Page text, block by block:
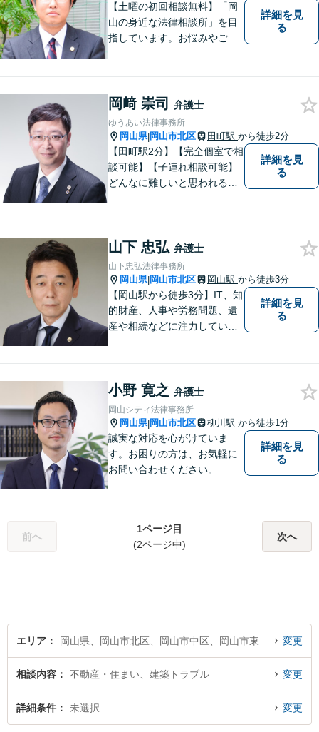
【土曜の初回相談無料】「岡
山の身近な法律相談所」を目
指しています。お悩みやご不
でも構いません。お気軽にご
相談ください。【土曜日も受
付可能】【専用駐車場あり】
詳細を見
る
岡﨑 崇司 弁護士
ゆうあい法律事務所
岡山県|岡山市北区 田町駅 から徒歩2分
【田町駅2分】【完全個室で相
談可能】【子連れ相談可能】
どんなに難しいと思われる案
ている皆さまの現状を良い方
向に変化させることができる
ように全力を尽くします。
詳細を見
る
山下 忠弘 弁護士
山下忠弘法律事務所
岡山県|岡山市北区 岡山駅 から徒歩3分
【岡山駅から徒歩3分】IT、知
的財産、人事や労務問題、遺
産や相続などに注力していま
相談ください。依頼者さまの
サポートができるよう努めて
まいります。
詳細を見
る
小野 寛之 弁護士
岡山シティ法律事務所
岡山県|岡山市北区 柳川駅 から徒歩1分
誠実な対応を心がけていま
す。お困りの方は、お気軽に
お問い合わせください。
詳細を見
る
前へ
1ページ目
(2ページ中)
次へ
エリア 変更
相談内容 不動産・住まい、建築トラブル 変更
詳細条件 未選択 変更